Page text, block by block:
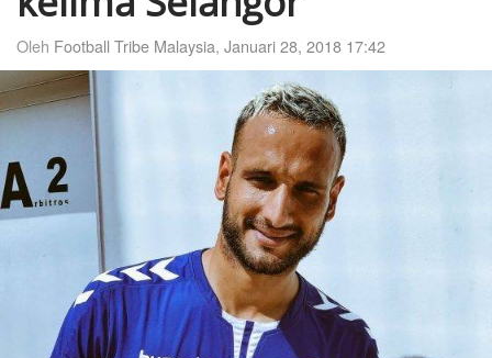
Oleh Football Tribe Malaysia, Januari 28, 2018 17:42